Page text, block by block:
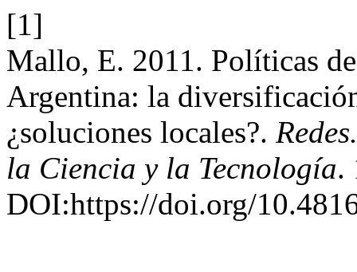
[1]
Mallo, E. 2011. Políticas
Argentina: la
¿soluciones locales?.
la Ciencia y la Tecnología.
DOI:https://doi.org/